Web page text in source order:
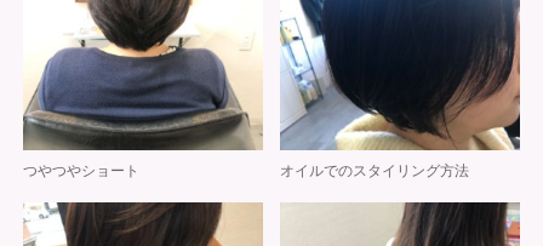
つやつやショート オイルでのスタイリング方法